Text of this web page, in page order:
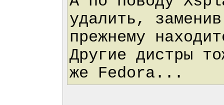
удалить,
прежнему
Другие дистры
же Fedora...